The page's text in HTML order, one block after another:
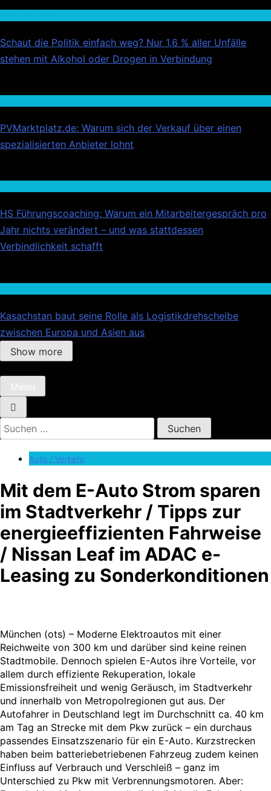
Schaut die Politik einfach weg? Nur 1,6 % aller Unfälle
stehen mit Alkohol oder Drogen in Verbindung
PVMarktplatz.de: Warum sich der Verkauf über einen
spezialisierten Anbieter lohnt
HS Führungscoaching: Warum ein Mitarbeitergespräch pro
Jahr nichts verändert – und was stattdessen
Verbindlichkeit schafft
Kasachstan baut seine Rolle als Logistikdrehscheibe
zwischen Europa und Asien aus
Show more
Menu
Suchen
nach:
Auto / Verkehr
Mit dem E-Auto Strom sparen
im Stadtverkehr / Tipps zur
energieeffizienten Fahrweise
/ Nissan Leaf im ADAC e-
Leasing zu Sonderkonditionen
München (ots) – Moderne Elektroautos mit einer
Reichweite von 300 km und darüber sind keine reinen
Stadtmobile. Dennoch spielen E-Autos ihre Vorteile, vor
allem durch effiziente Rekuperation, lokale
Emissionsfreiheit und wenig Geräusch, im Stadtverkehr
und innerhalb von Metropolregionen gut aus. Der
Autofahrer in Deutschland legt im Durchschnitt ca. 40 km
am Tag an Strecke mit dem Pkw zurück – ein durchaus
passendes Einsatzszenario für ein E-Auto. Kurzstrecken
haben beim batteriebetriebenen Fahrzeug zudem keinen
Einfluss auf Verbrauch und Verschleiß – ganz im
Unterschied zu Pkw mit Verbrennungsmotoren. Aber: